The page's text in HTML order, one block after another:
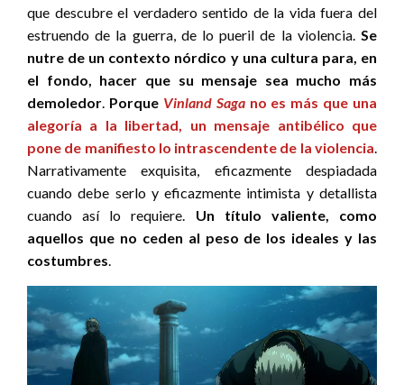
que descubre el verdadero sentido de la vida fuera del
estruendo de la guerra, de lo pueril de la violencia. Se
nutre de un contexto nórdico y una cultura para, en
el fondo, hacer que su mensaje sea mucho más
demoledor. Porque Vinland Sagano es más que una
alegoría a la libertad, un mensaje antibélico que
pone de manifiesto lo intrascendente de la violencia.
Narrativamente exquisita, eficazmente despiadada
cuando debe serlo y eficazmente intimista y detallista
cuando así lo requiere. Un título valiente, como
aquellos que no ceden al peso de los ideales y las
costumbres.